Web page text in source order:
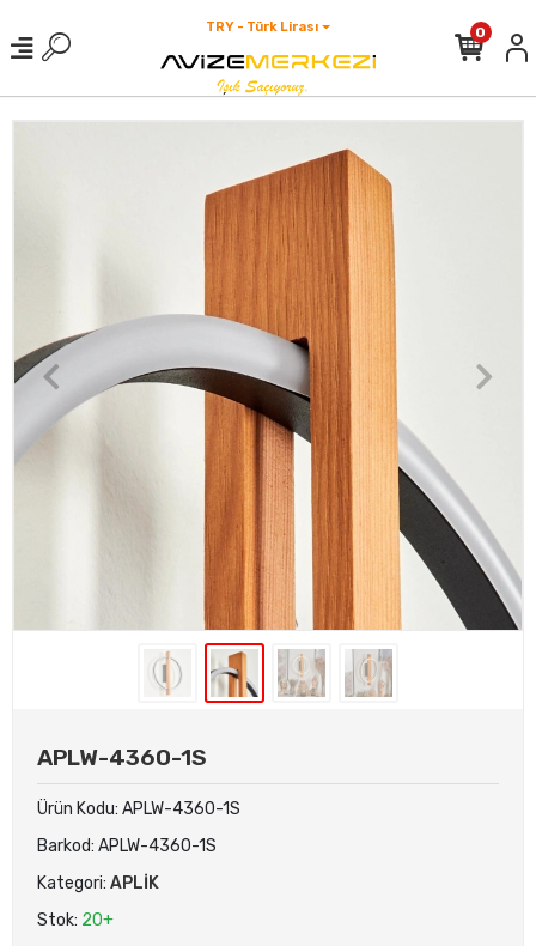
TRY - Türk Lirası 0
APLW-4360-1S
Ürün Kodu: APLW-4360-1S
Barkod: APLW-4360-1S
Kategori: APLİK
Stok: 20+